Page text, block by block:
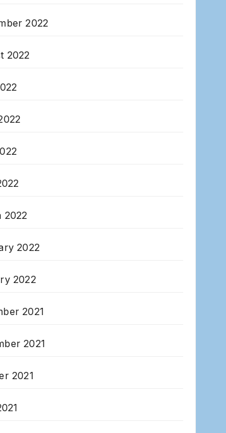
2022
2022
2022
2022
2022
2021
2021
2021